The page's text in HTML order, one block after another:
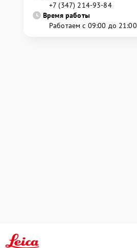
+7 (347) 214-93-84
Время работы
Работаем с 09:00 до 21:00